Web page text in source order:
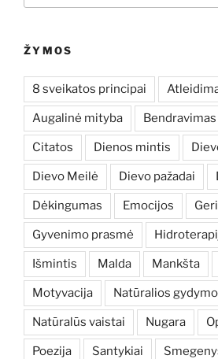
ŽYMOS
8 sveikatos principai
Augalinė mityba Bendravimas
Citatos Dienos mintis
Dievo Meilė Dievo pažadai
Dėkingumas Emocijos
Gyvenimo prasmė
Išmintis Malda Mankšta
Motyvacija Natūralios
Natūralūs vaistai Nugara
Poezija Santykiai